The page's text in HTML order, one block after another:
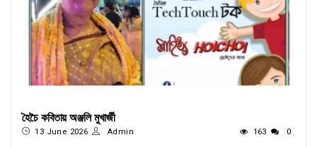
হৈচৈ কবিতায় অঞ্জলি মুখার্জী
13 June 2026 Admin 163 0